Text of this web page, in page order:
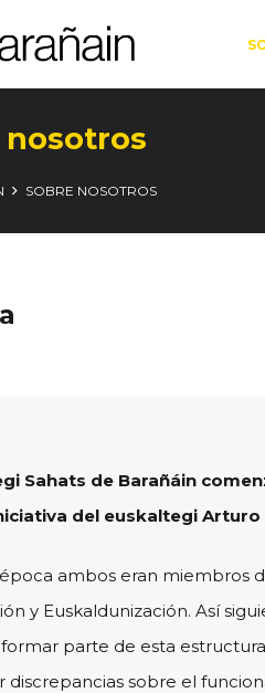
nosotros
SOBRE NOSOTROS
Sahats de Barañáin
del euskaltegi
ambos eran miembros
y Euskaldunización. Así
parte de esta
discrepancias sobre el